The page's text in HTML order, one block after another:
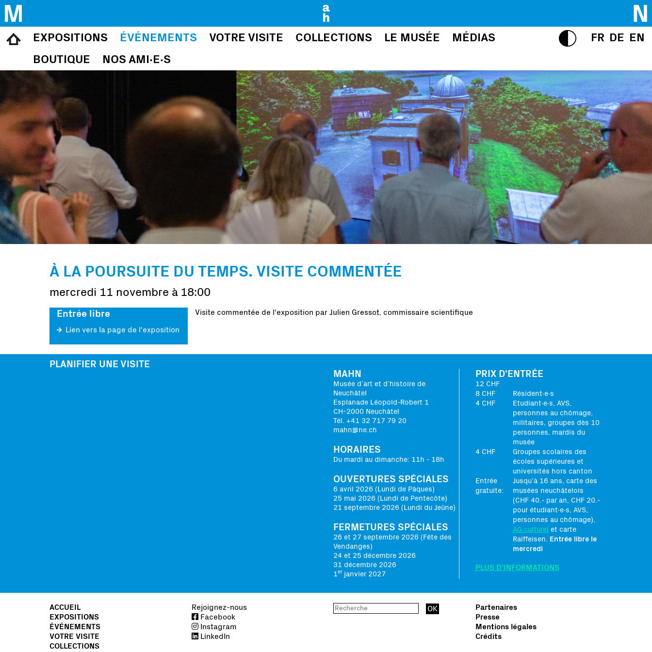
À LA POURSUITE DU TEMPS. VISITE COMMENTÉE
mercredi 11 novembre à 18:00
Entrée libre
Lien vers la page de l'exposition
Visite commentée de l'exposition par Julien Gressot, commissaire scientifique
PLANIFIER UNE VISITE
MAHN
Musée d’art et d’histoire de
Neuchâtel
Esplanade Léopold-Robert 1
CH-2000 Neuchâtel
Tél. +41 32 717 79 20
mahn@ne.ch
HORAIRES
Du mardi au dimanche: 11h - 18h
OUVERTURES SPÉCIALES
6 avril 2026 (Lundi de Pâques)
25 mai 2026 (Lundi de Pentecôte)
21 septembre 2026 (Lundi du Jeûne)
FERMETURES SPÉCIALES
26 et 27 septembre 2026 (Fête des
Vendanges)
24 et 25 décembre 2026
31 décembre 2026
1er janvier 2027
PRIX D'ENTRÉE
12 CHF
8 CHF
Résident∙e∙s
4 CHF
Etudiant∙e∙s, AVS,
personnes au chômage,
militaires, groupes dès 10
personnes, mardis du
musée
4 CHF
Groupes scolaires des
écoles supérieures et
universités hors canton
Entrée
gratuite:
Jusqu’à 16 ans, carte des
musées neuchâtelois
(CHF 40.- par an, CHF 20.-
pour étudiant∙e∙s, AVS,
personnes au chômage),
AG culturel et carte
Raiffeisen. Entrée libre le
mercredi
PLUS D'INFORMATIONS
ACCUEIL
EXPOSITIONS
ÉVÉNEMENTS
VOTRE VISITE
COLLECTIONS
Rejoignez-nous
Facebook
Instagram
LinkedIn
Partenaires
Presse
Mentions légales
Crédits
Musée d’art et d’histoire de Neuchâtel
EXPOSITIONS ÉVÉNEMENTS VOTRE VISITE COLLECTIONS LE MUSÉE
MÉDIAS
BOUTIQUE
NOS AMI∙E∙S
FR DE EN